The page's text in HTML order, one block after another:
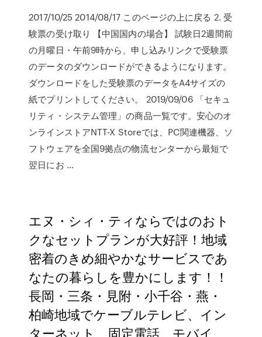
2017/10/25 2014/08/17 このページの上に戻る 2. 受
験票の受け取り 【中国国内の場合】 試験日2週間前
の月曜日・午前9時から、申し込みリンクで受験票
のデータのダウンロードができるようになります。
ダウンロードをした受験票のデータをA4サイズの
紙でプリントしてください。 2019/09/06 「セキュ
リティ・システム管理」の商品一覧です。安心のオ
ンラインストアNTT-X Storeでは、PC関連機器、ソ
フトウェアを全国9拠点の物流センターから最短で
翌日にお …
エヌ・シィ・ティならではのおト
クなセットプランが大好評！地域
密着のきめ細やかなサービスであ
なたの暮らしを豊かにします！！
長岡・三条・見附・小千谷・燕・
柏崎地域でケーブルテレビ、イン
ターネット、固定電話、モバイ